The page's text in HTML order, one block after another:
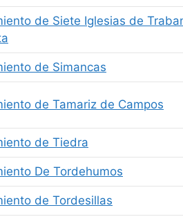
de Siete Iglesias de
de Simancas
de Tamariz de Campos
de Tiedra
De Tordehumos
de Tordesillas